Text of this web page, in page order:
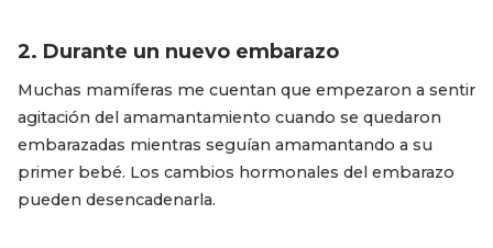
2. Durante un nuevo embarazo
Muchas mamíferas me cuentan que empezaron a sentir
agitación del amamantamiento cuando se quedaron
embarazadas mientras seguían amamantando a su
primer bebé. Los cambios hormonales del embarazo
pueden desencadenarla.